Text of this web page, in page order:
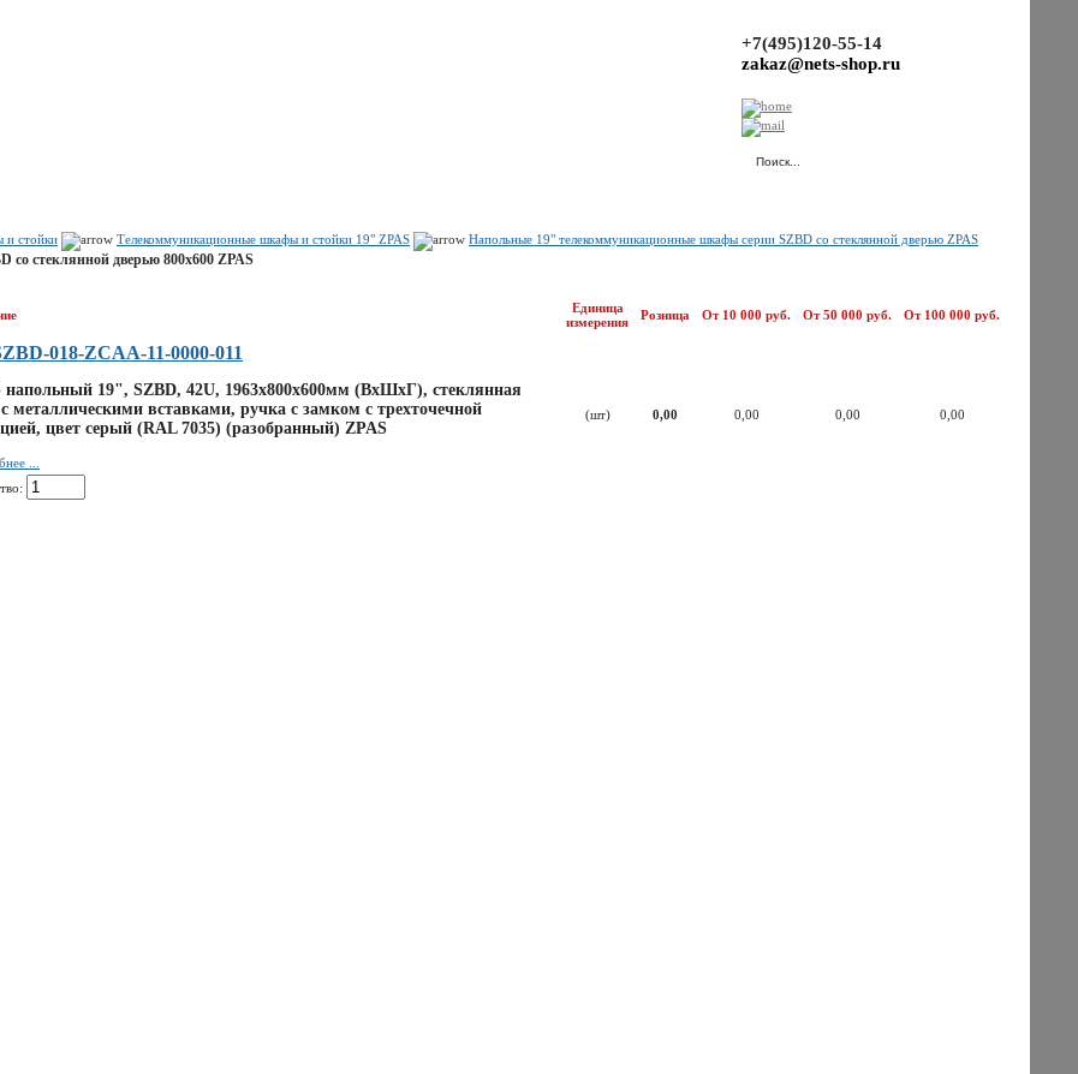
+7(495)120-55-14
zakaz@nets-shop.ru
и стойки Телекоммуникационные шкафы и стойки 19" ZPAS Напольные 19" телекоммуникационные шкафы серии SZBD со стеклянной дверью ZPAS
стеклянной дверью 800х600 ZPAS
Единица
измерения
Розница От 10 000 руб. От 50 000 руб. От 100 000 руб.
018-ZCAA-11-0000-011
19", SZBD, 42U, 1963x800х600мм (ВхШхГ), стеклянная
металлическими вставками, ручка с замком с трехточечной
цвет серый (RAL 7035) (разобранный) ZPAS
...
(шт) 0,00 0,00 0,00 0,00